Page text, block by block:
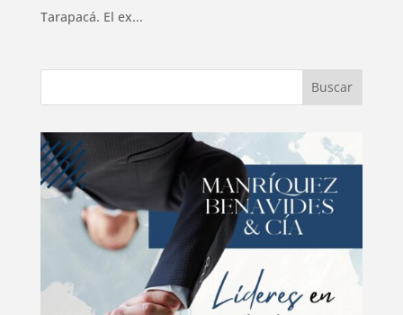
Tarapacá. El ex...